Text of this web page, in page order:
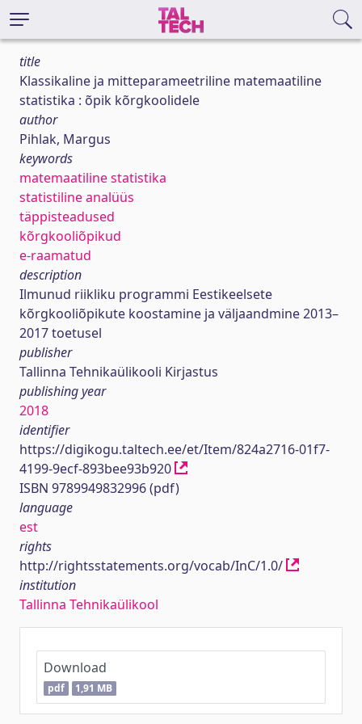
title
Klassikaline ja mitteparameetriline matemaatiline
statistika : õpik kõrgkoolidele
author
Pihlak, Margus
keywords
matemaatiline statistika
statistiline analüüs
täppisteadused
kõrgkooliõpikud
e-raamatud
description
Ilmunud riikliku programmi Eestikeelsete
kõrgkooliõpikute koostamine ja väljaandmine 2013–
2017 toetusel
publisher
Tallinna Tehnikaülikooli Kirjastus
publishing year
2018
identifier
https://digikogu.taltech.ee/et/Item/824a2716-01f7-
4199-9ecf-893bee93b920
ISBN 9789949832996 (pdf)
language
est
rights
http://rightsstatements.org/vocab/InC/1.0/
institution
Tallinna Tehnikaülikool
Download
pdf 1,91 MB